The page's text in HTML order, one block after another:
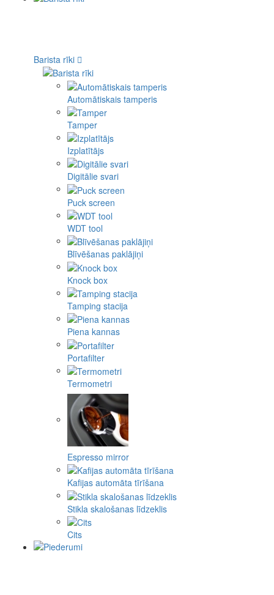
Barista rīki
Automātiskais tamperis
Tamper
Izplatītājs
Digitālie svari
Puck screen
WDT tool
Blīvēšanas paklājiņi
Knock box
Tamping stacija
Piena kannas
Portafilter
Termometri
Espresso mirror
Kafijas automāta tīrīšana
Stikla skalošanas līdzeklis
Cits